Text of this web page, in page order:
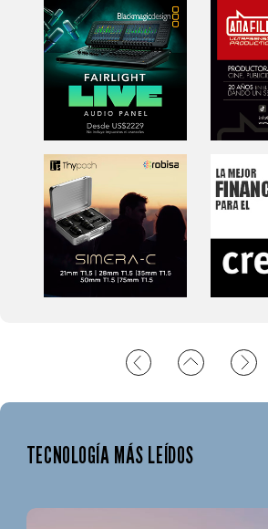
TECNOLOGÍA MÁS LEÍDOS